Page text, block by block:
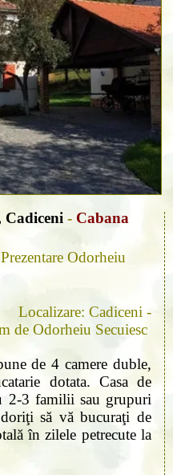
Cadiceni - Cabana
Prezentare Odorheiu
Localizare: Cadiceni -
de Odorheiu Secuiesc
de 4 camere duble,
dotata. Casa de
2-3 familii sau grupuri
să vă bucuraţi de
în zilele petrecute la